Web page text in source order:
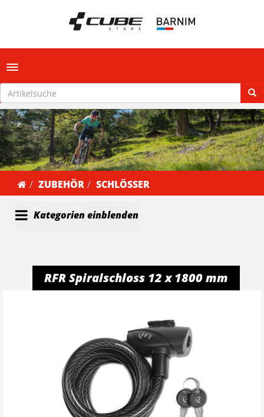
Toggle navigation
ZUBEHÖR SCHLÖSSER
Kategorien einblenden
RFR Spiralschloss 12 x 1800 mm